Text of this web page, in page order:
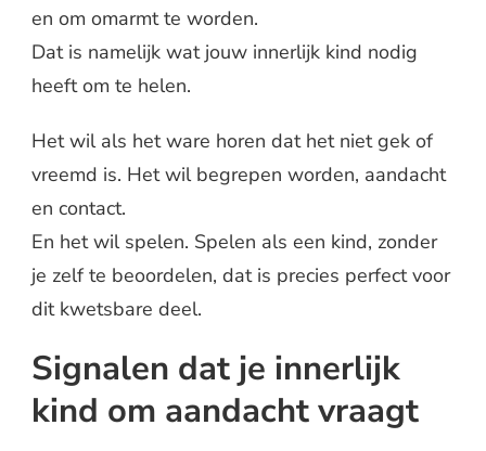
en om omarmt te worden.
Dat is namelijk wat jouw innerlijk kind nodig
heeft om te helen.
Het wil als het ware horen dat het niet gek of
vreemd is. Het wil begrepen worden, aandacht
en contact.
En het wil spelen. Spelen als een kind, zonder
je zelf te beoordelen, dat is precies perfect voor
dit kwetsbare deel.
Signalen dat je innerlijk
kind om aandacht vraagt